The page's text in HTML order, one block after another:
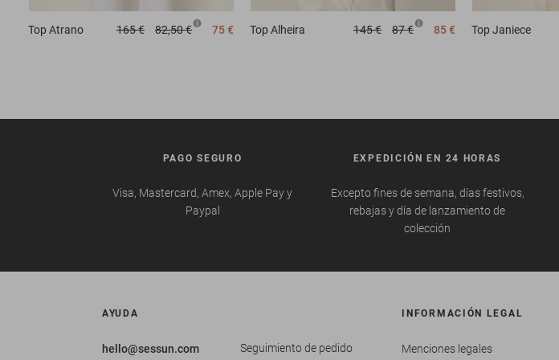
Top Atrano 165 € 82,50 € 75 € Top Alheira 145 € 87 € 85 € Top Janiece
PAGO SEGURO
Visa, Mastercard, Amex, Apple Pay y
Paypal
EXPEDICIÓN EN 24 HORAS
Excepto fines de semana, días festivos,
rebajas y día de lanzamiento de
colección
AYUDA
hello@sessun.com
Seguimiento de pedido
INFORMACIÓN LEGAL
Menciones legales